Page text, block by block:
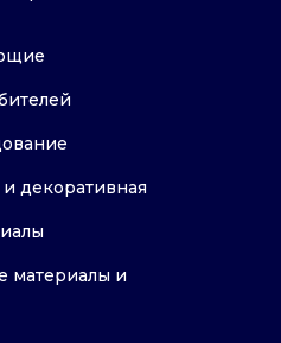
декоративная
материалы и